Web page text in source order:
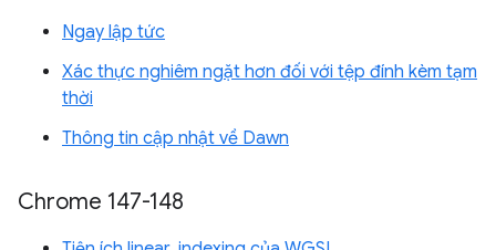
Ngay lập tức
Xác thực nghiêm ngặt hơn đối với tệp đính kèm tạm
thời
Thông tin cập nhật về Dawn
Chrome 147-148